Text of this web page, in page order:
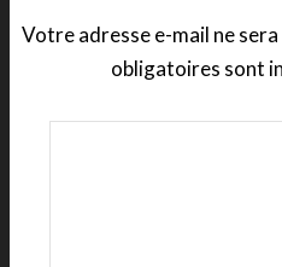
Votre adresse e-mail ne sera
obligatoires sont